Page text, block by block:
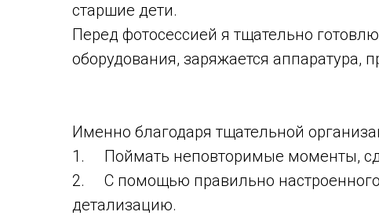
старшие дети.
Перед фотосессией я тщательно
оборудования, заряжается аппаратура,
Именно благодаря тщательной
1. Поймать неповторимые моменты,
2. С помощью правильно
детализацию.